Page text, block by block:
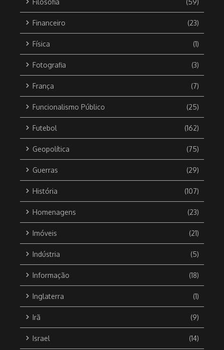
Financeiro (23)
Física (1)
Fotografia (3)
França (7)
Funcionalismo Público (25)
Futebol (162)
Geopolítica (75)
Guerras (29)
História (107)
Homenagens (23)
Imóveis (21)
Indústria (5)
Informação (18)
Inglaterra (1)
Irã (9)
Israel (14)